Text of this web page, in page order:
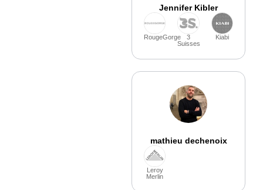
Jennifer Kibler
RougeGorge
3
Suisses
Kiabi
mathieu dechenoix
Leroy
Merlin